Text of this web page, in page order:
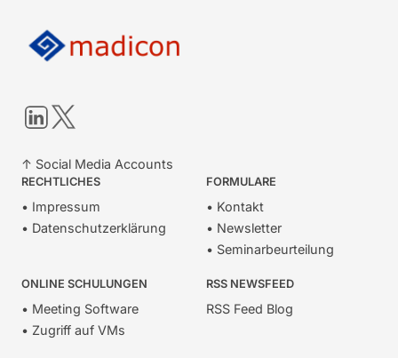
LinkedIn
Twitter
↑ Social Media Accounts
RECHTLICHES
• Impressum
• Datenschutzerklärung
FORMULARE
• Kontakt
• Newsletter
• Seminarbeurteilung
ONLINE SCHULUNGEN
• Meeting Software
• Zugriff auf VMs
RSS NEWSFEED
RSS Feed Blog